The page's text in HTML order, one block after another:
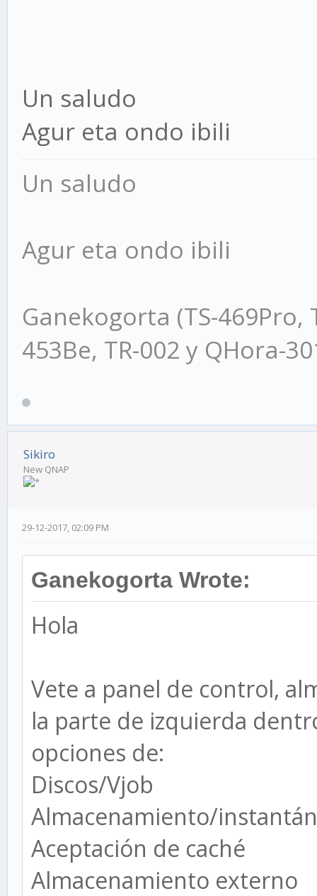
Un saludo
Agur eta ondo ibili
Un saludo
Agur eta ondo ibili
Ganekogorta (TS-469Pro,
453Be, TR-002 y QHora-
Sikiro
New QNAP
29-12-2017, 02:09 PM
Ganekogorta Wrote:
Hola
Vete a panel de control,
la parte de izquierda
opciones de:
Discos/Vjob
Almacenamiento/
Aceptación de caché
Almacenamiento externo